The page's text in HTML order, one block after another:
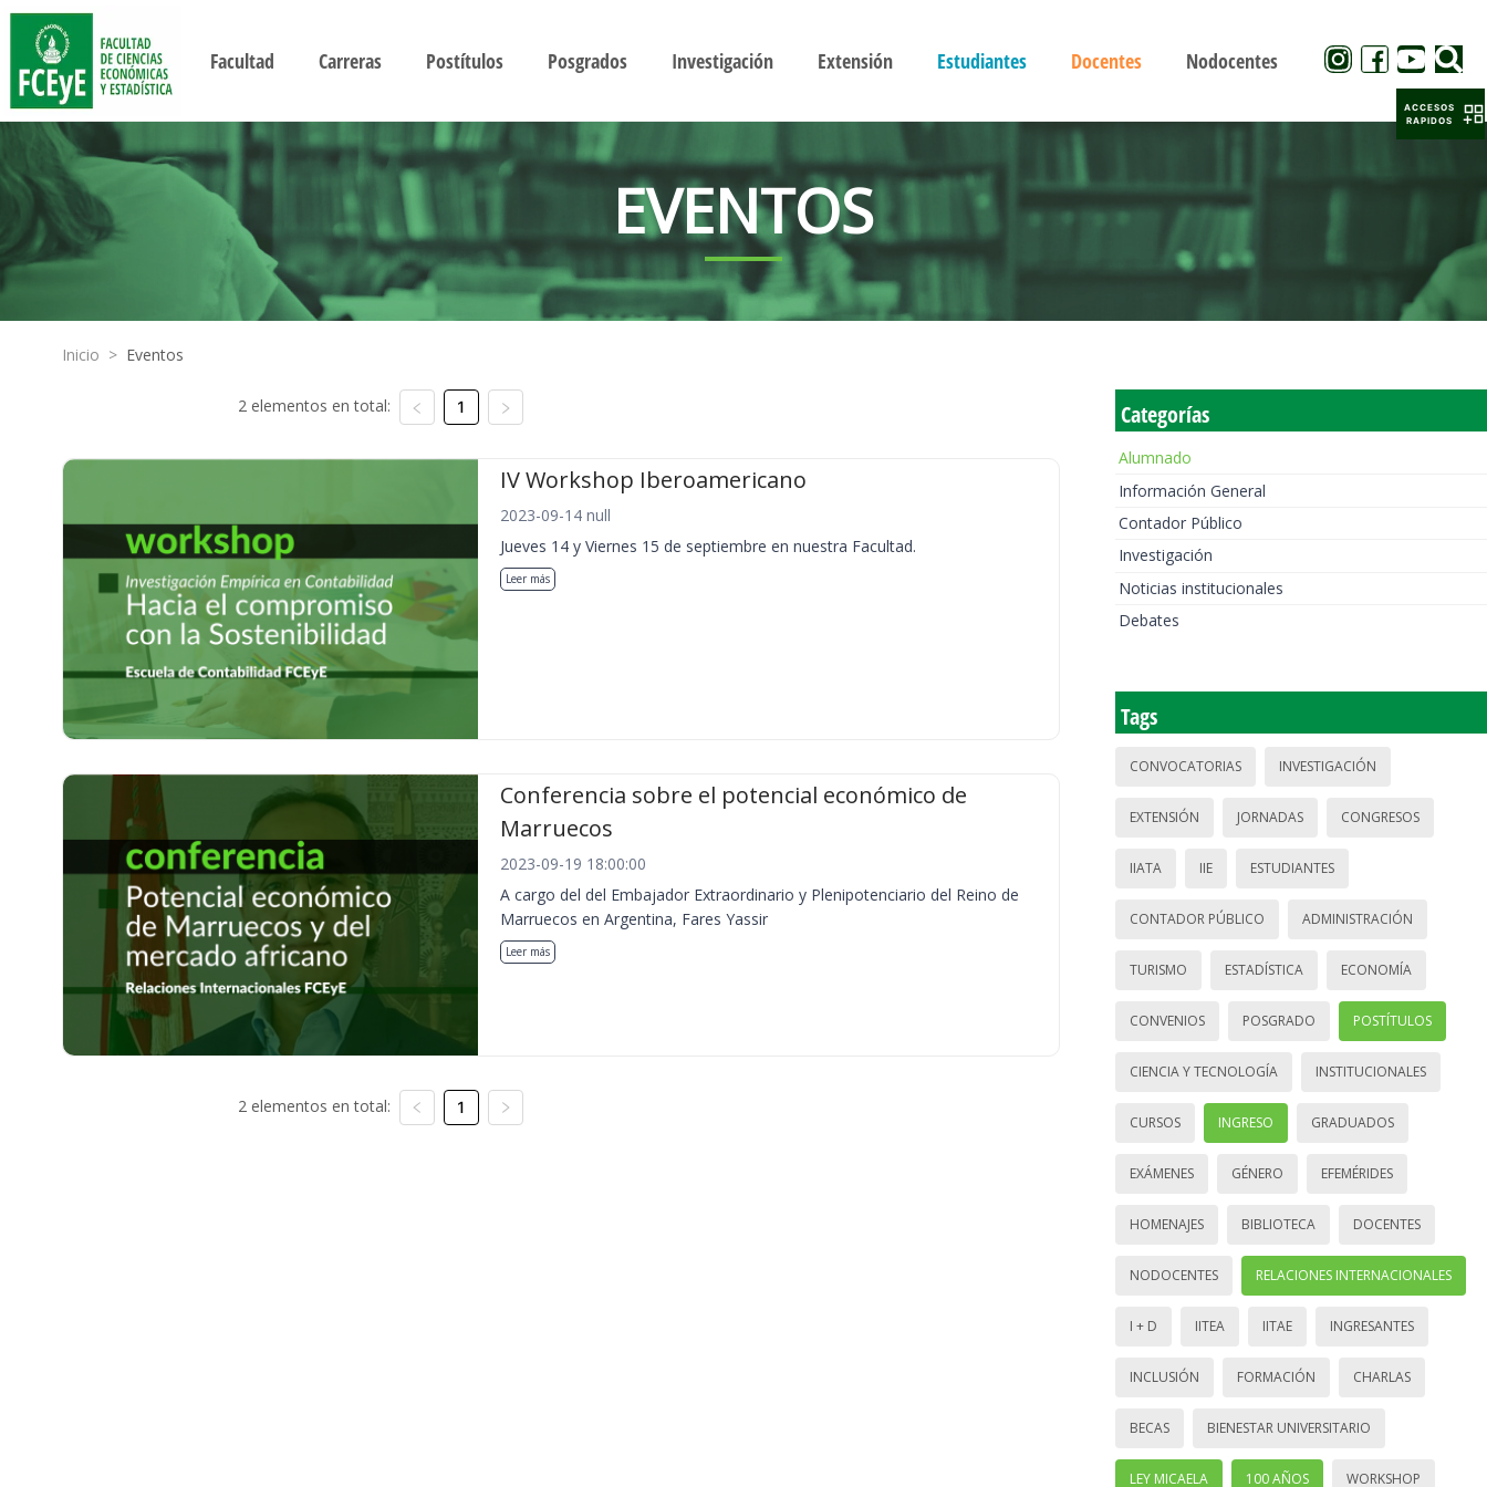
Facultad Carreras Postítulos Posgrados Investigación Extensión Estudiantes Docentes Nodocentes
EVENTOS
Inicio > Eventos
2 elementos en total: 1
IV Workshop Iberoamericano
2023-09-14 null
Jueves 14 y Viernes 15 de septiembre en nuestra Facultad.
Leer más
Conferencia sobre el potencial económico de
Marruecos
2023-09-19 18:00:00
A cargo del del Embajador Extraordinario y Plenipotenciario del Reino de
Marruecos en Argentina, Fares Yassir
Leer más
2 elementos en total: 1
Categorías
Alumnado
Información General
Contador Público
Investigación
Noticias institucionales
Debates
Tags
CONVOCATORIAS INVESTIGACIÓN
EXTENSIÓN JORNADAS CONGRESOS
IIATA IIE ESTUDIANTES
CONTADOR PÚBLICO ADMINISTRACIÓN
TURISMO ESTADÍSTICA ECONOMÍA
CONVENIOS POSGRADO POSTÍTULOS
CIENCIA Y TECNOLOGÍA INSTITUCIONALES
CURSOS INGRESO GRADUADOS
EXÁMENES GÉNERO EFEMÉRIDES
HOMENAJES BIBLIOTECA DOCENTES
NODOCENTES RELACIONES INTERNACIONALES
I + D IITEA IITAE INGRESANTES
INCLUSIÓN FORMACIÓN CHARLAS
BECAS BIENESTAR UNIVERSITARIO
LEY MICAELA 100 AÑOS WORKSHOP
ACCESOS
RAPIDOS